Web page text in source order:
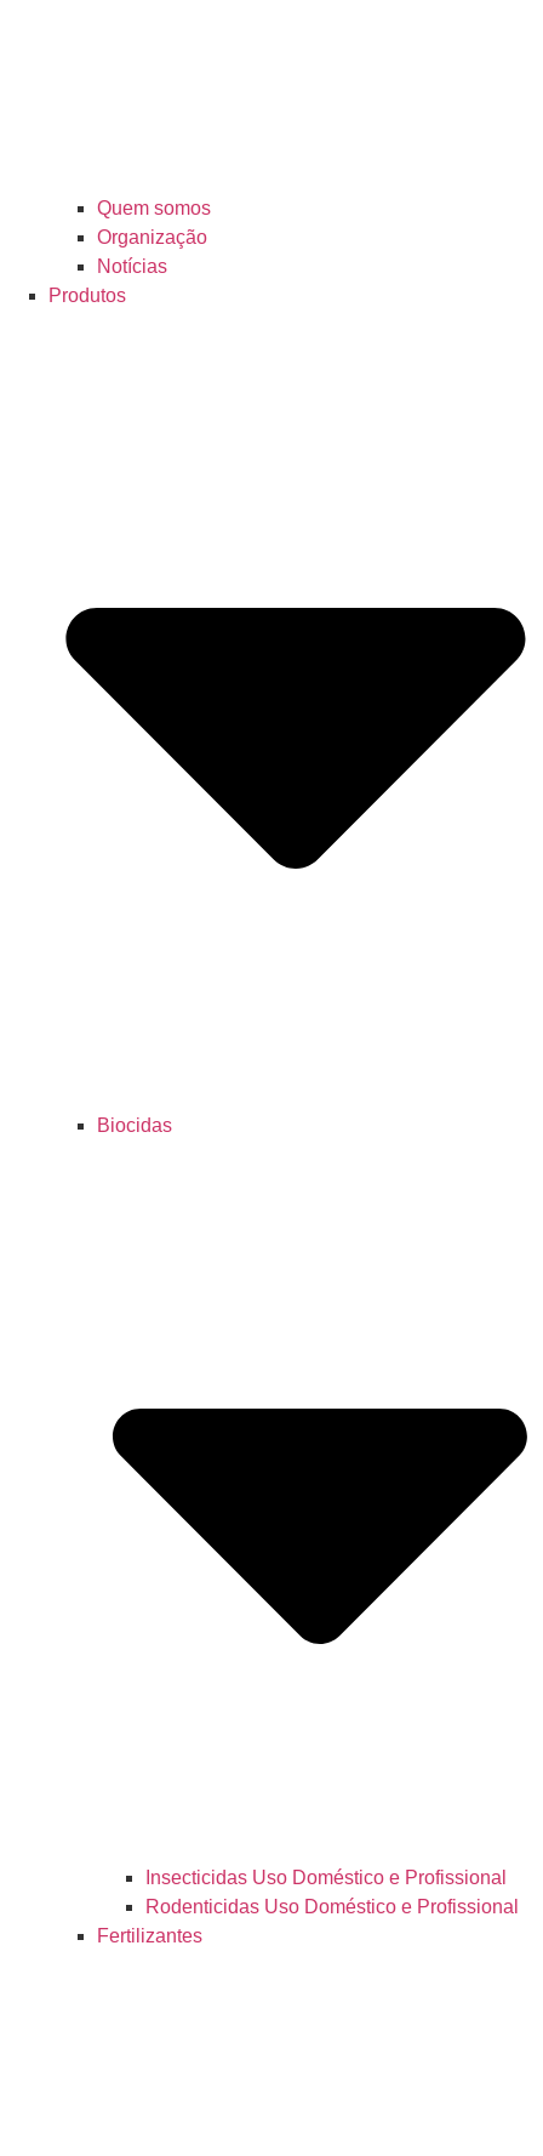
Quem somos
Organização
Notícias
Produtos
Biocidas
Insecticidas Uso Doméstico e Profissional
Rodenticidas Uso Doméstico e Profissional
Fertilizantes